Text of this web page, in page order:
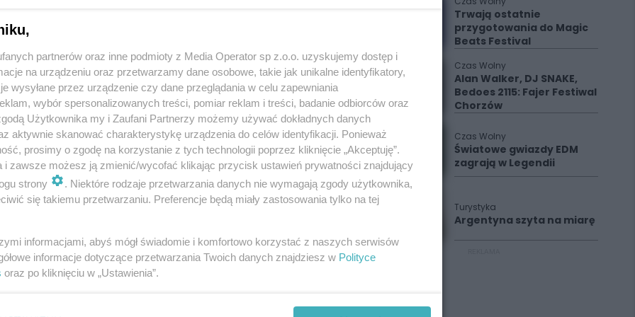
przedsięwzięcia. 22 stycznia odbyło się
miejsca ogromnej satysfakcji, gdy
uczestniczki odebrały zasłużone
Miasta Piekary Śląskie osobiście
im dyplomy i doceniając trud
oraz zasad udzielania pierwszej
Trwają ostatnie
przygotowania do Magic
Beats Festival
Czas Wolny
Alan Walker, DJ SNAKE,
Bedoes 2115: Fajer Festiwal
Chorzów
Czas Wolny
Światowe gwiazdy EDM
zagrają w Legendii
Turystyka
Argentyna szyta na miarę
partnerów oraz inne podmioty z Media Operator sp z.o.o. uzyskujemy dostęp i
na urządzeniu oraz przetwarzamy dane osobowe, takie jak unikalne identyfikatory,
wysyłane przez urządzenie czy dane przeglądania w celu zapewniania
wybór spersonalizowanych treści, pomiar reklam i treści, badanie odbiorców oraz
Użytkownika my i Zaufani Partnerzy możemy używać dokładnych danych
aktywnie skanować charakterystykę urządzenia do celów identyfikacji. Ponieważ
prosimy o zgodę na korzystanie z tych technologii poprzez kliknięcie „Akceptuję”.
i zawsze możesz ją zmienić/wycofać klikając przycisk ustawień prywatności znajdujący
strony
. Niektóre rodzaje przetwarzania danych nie wymagają zgody użytkownika,
się takiemu przetwarzaniu. Preferencje będą miały zastosowania tylko na tej
informacjami, abyś mógł świadomie i komfortowo korzystać z naszych serwisów
informacje dotyczące przetwarzania Twoich danych znajdziesz w Polityce
oraz po kliknięciu w „Ustawienia”.